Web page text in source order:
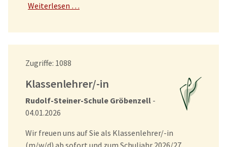
Weiterlesen …
Details
Zugriffe: 1088
Klassenlehrer/-in
Rudolf-Steiner-Schule Gröbenzell -
04.01.2026
Wir freuen uns auf Sie als Klassenlehrer/-in